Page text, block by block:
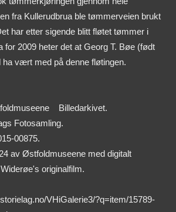
fra Kullerudbrua ble tømmerveien brukt
har etter sigende blitt fløtet tømmer i
for 2009 heter det at Georg T. Bøe (født
ha vært med på denne fløtingen.
Billedarkivet.
Fotosamling.
00875.
av Østfoldmuseene med digitalt
originalfilm.
VHiGalerie3/?q=item/15789-